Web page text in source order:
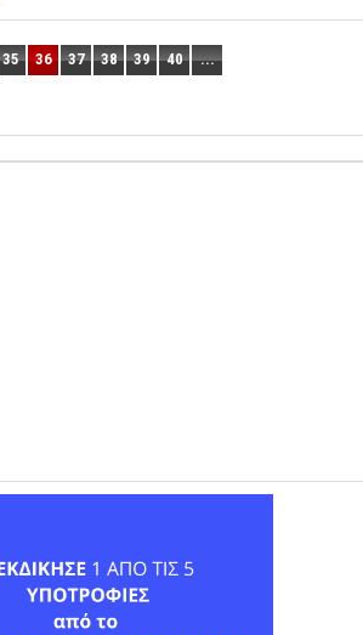
35 36 37 38 39 40 ...